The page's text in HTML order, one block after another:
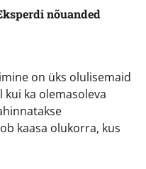
nõuanded
on üks olulisemaid
ka olemasoleva
kaasa olukorra, kus